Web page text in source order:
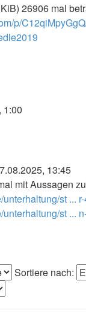
26906 mal
p/
1:00
13:45
mit Aussagen
st ...
st ...
Sortiere nach: